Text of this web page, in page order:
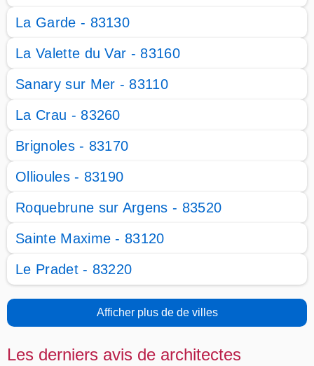
La Garde - 83130
La Valette du Var - 83160
Sanary sur Mer - 83110
La Crau - 83260
Brignoles - 83170
Ollioules - 83190
Roquebrune sur Argens - 83520
Sainte Maxime - 83120
Le Pradet - 83220
Afficher plus de de villes
Les derniers avis de architectes